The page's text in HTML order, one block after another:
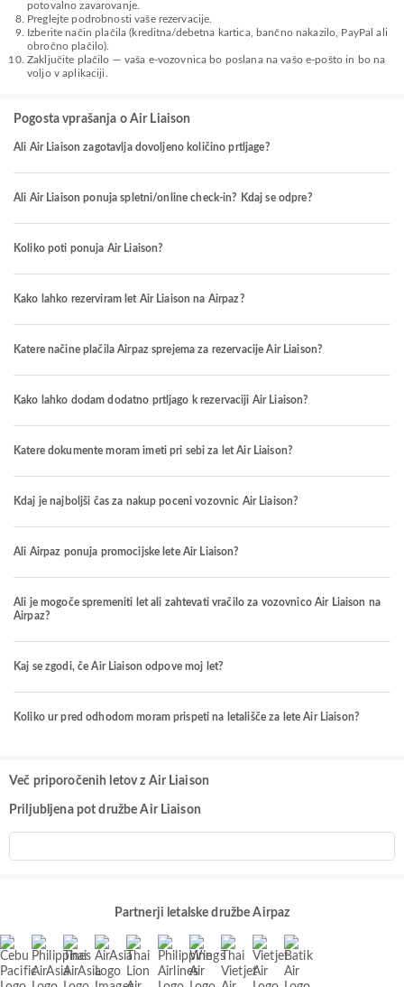
potovalno zavarovanje.
Preglejte podrobnosti vaše rezervacije.
Izberite način plačila (kreditna/debetna kartica, bančno nakazilo, PayPal ali
obročno plačilo).
Zaključite plačilo — vaša e-vozovnica bo poslana na vašo e-pošto in bo na
voljo v aplikaciji.
Pogosta vprašanja o Air Liaison
Ali Air Liaison zagotavlja dovoljeno količino prtljage?
Ali Air Liaison ponuja spletni/online check-in? Kdaj se odpre?
Koliko poti ponuja Air Liaison?
Kako lahko rezerviram let Air Liaison na Airpaz?
Katere načine plačila Airpaz sprejema za rezervacije Air Liaison?
Kako lahko dodam dodatno prtljago k rezervaciji Air Liaison?
Katere dokumente moram imeti pri sebi za let Air Liaison?
Kdaj je najboljši čas za nakup poceni vozovnic Air Liaison?
Ali Airpaz ponuja promocijske lete Air Liaison?
Ali je mogoče spremeniti let ali zahtevati vračilo za vozovnico Air Liaison na
Airpaz?
Kaj se zgodi, če Air Liaison odpove moj let?
Koliko ur pred odhodom moram prispeti na letališče za lete Air Liaison?
Več priporočenih letov z Air Liaison
Priljubljena pot družbe Air Liaison
Partnerji letalske družbe Airpaz